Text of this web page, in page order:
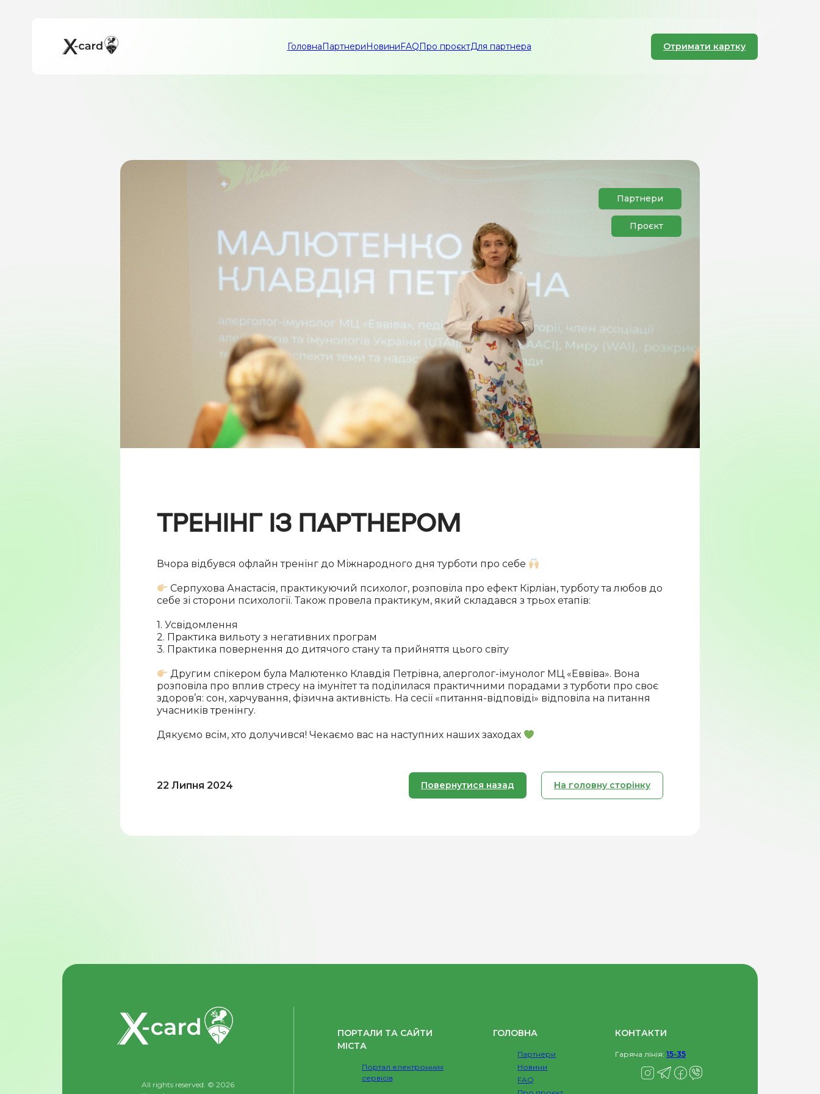
ГоловнаПартнериНовиниFAQПро проєктДля партнера Отримати картку
Партнери
Проєкт
ТРЕНІНГ ІЗ ПАРТНЕРОМ
Вчора відбувся офлайн тренінг до Міжнародного дня турботи про себе
Серпухова Анастасія, практикуючий психолог, розповіла про ефект Кірліан, турботу та любов до
себе зі сторони психології. Також провела практикум, який складався з трьох етапів:
1. Усвідомлення
2. Практика вильоту з негативних програм
3. Практика повернення до дитячого стану та прийняття цього світу
Другим спікером була Малютенко Клавдія Петрівна, алерголог-імунолог МЦ «Еввіва». Вона
розповіла про вплив стресу на імунітет та поділилася практичними порадами з турботи про своє
здоров’я: сон, харчування, фізична активність. На сесії «питання-відповіді» відповіла на питання
учасників тренінгу.
Дякуємо всім, хто долучився! Чекаємо вас на наступних наших заходах
22 Липня 2024 Повернутися назад На головну сторінку
All rights reserved. © 2026
ПОРТАЛИ ТА САЙТИ
МІСТА
Портал електронних
сервісів
ГОЛОВНА
Партнери
Новини
FAQ
КОНТАКТИ
Гаряча лінія: 15-35